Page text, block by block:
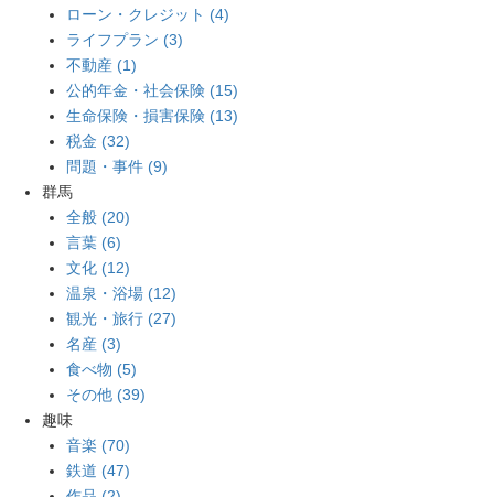
ローン・クレジット (4)
ライフプラン (3)
不動産 (1)
公的年金・社会保険 (15)
生命保険・損害保険 (13)
税金 (32)
問題・事件 (9)
群馬
全般 (20)
言葉 (6)
文化 (12)
温泉・浴場 (12)
観光・旅行 (27)
名産 (3)
食べ物 (5)
その他 (39)
趣味
音楽 (70)
鉄道 (47)